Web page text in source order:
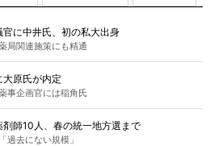
官に中井氏、初の私大出身
局関連施策にも精通
原氏が内定
事企画官には稲角氏
剤師10人、春の統一地方選まで
過去にない規模」